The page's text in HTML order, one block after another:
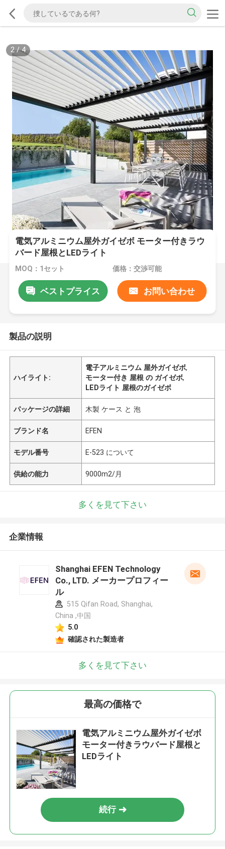
2/4
電気アルミニウム屋外ガイゼボ モーター付きラウ
バード屋根とLEDライト
MOQ：1セット 価格：交渉可能
ベストプライス お問い合わせ
製品の説明
ハイライト:
電子アルミニウム 屋外ガイゼボ,
モーター付き 屋根 の ガイゼボ,
LEDライト 屋根のガイゼボ
パッケージの詳細 木製 ケース と 泡
ブランド名 EFEN
モデル番号 E-523 について
供給の能力 9000m2/月
多くを見て下さい
企業情報
Shanghai EFEN Technology
Co., LTD. メーカープロフィー
ル
515 Qifan Road, Shanghai,
China ,中国
5.0
確認された製造者
多くを見て下さい
最高の価格で
電気アルミニウム屋外ガイゼボ
モーター付きラウバード屋根と
LEDライト
続行